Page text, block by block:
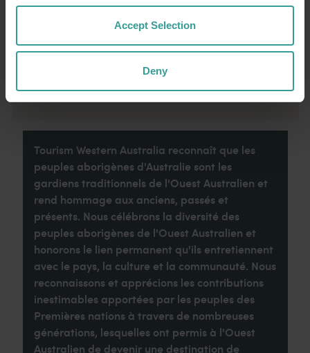
Accept Selection
Deny
Tourism Western Australia reconnaît que les
peuples aborigènes d'Australie sont les
gardiens traditionnels de l'Ouest Australien et
rend hommage aux anciens, passés et
présents. Nous célébrons la diversité des
peuples aborigènes de l'Ouest Australien et
honorons le lien permanent qu'ils entretiennent
avec le pays, la culture et la communauté. Nous
reconnaissons et apprécions les contributions
inestimables apportées par les peuples des
Premières nations à travers de nombreuses
générations, lesquelles ont permis à l'Ouest
Australien de devenir une destination de